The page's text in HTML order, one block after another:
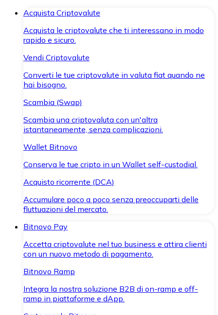
Acquista Criptovalute
Acquista le criptovalute che ti interessano in modo
rapido e sicuro.
Vendi Criptovalute
Converti le tue criptovalute in valuta fiat quando ne
hai bisogno.
Scambia (Swap)
Scambia una criptovaluta con un'altra
istantaneamente, senza complicazioni.
Wallet Bitnovo
Conserva le tue cripto in un Wallet self-custodial.
Acquisto ricorrente (DCA)
Accumulare poco a poco senza preoccuparti delle
fluttuazioni del mercato.
Bitnovo Pay
Accetta criptovalute nel tuo business e attira clienti
con un nuovo metodo di pagamento.
Bitnovo Ramp
Integra la nostra soluzione B2B di on-ramp e off-
ramp in piattaforme e dApp.